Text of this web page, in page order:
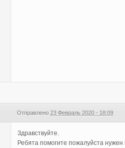
Отправлено23 Февраль 2020 - 18:09
Здравствуйте.
Ребята помогите пожалуйста нужен